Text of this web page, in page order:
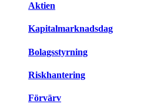
Aktien
Kapitalmarknadsdag
Bolagsstyrning
Riskhantering
Förvärv